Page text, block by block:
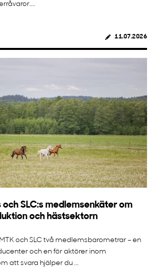
11.07.2026
och SLC:s medlemsenkäter om
och hästsektorn
och SLC två medlemsbarometrar – en
och en för aktörer inom
att svara hjälper du ...